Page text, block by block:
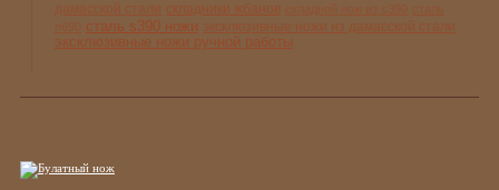
складники жбанов
сталь s390 ножи
эксклюзивные ножи ручной работы